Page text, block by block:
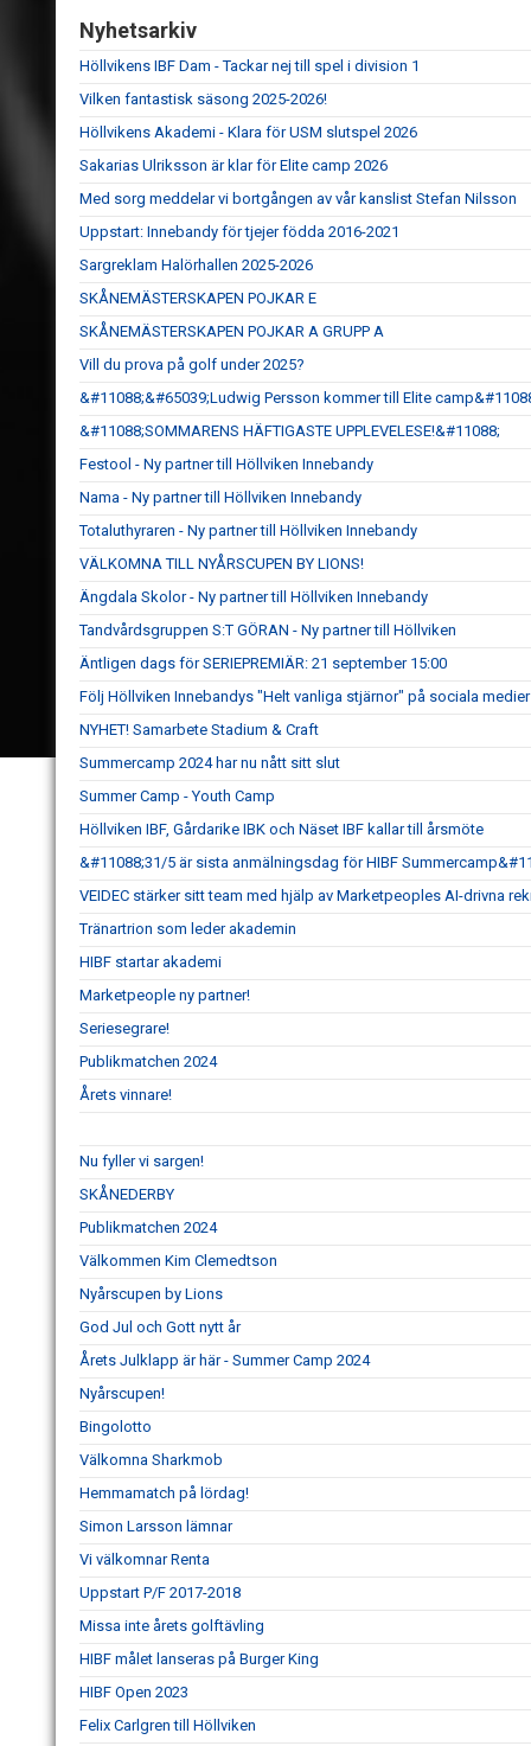
Nyhetsarkiv
Höllvikens IBF Dam - Tackar nej till spel i division 1
Vilken fantastisk säsong 2025-2026!
Höllvikens Akademi - Klara för USM slutspel 2026
Sakarias Ulriksson är klar för Elite camp 2026
Med sorg meddelar vi bortgången av vår kanslist Stefan Nilsson
Uppstart: Innebandy för tjejer födda 2016-2021
Sargreklam Halörhallen 2025-2026
SKÅNEMÄSTERSKAPEN POJKAR E
SKÅNEMÄSTERSKAPEN POJKAR A GRUPP A
Vill du prova på golf under 2025?
&#11088;&#65039;Ludwig Persson kommer till Elite
&#11088;SOMMARENS HÄFTIGASTE UPPLEVELESE!&#11088;
Festool - Ny partner till Höllviken Innebandy
Nama - Ny partner till Höllviken Innebandy
Totaluthyraren - Ny partner till Höllviken Innebandy
VÄLKOMNA TILL NYÅRSCUPEN BY LIONS!
Ängdala Skolor - Ny partner till Höllviken Innebandy
Tandvårdsgruppen S:T GÖRAN - Ny partner till Höllviken
Äntligen dags för SERIEPREMIÄR: 21 september 15:00
Följ Höllviken Innebandys "Helt vanliga stjärnor" på sociala medier
NYHET! Samarbete Stadium & Craft
Summercamp 2024 har nu nått sitt slut
Summer Camp - Youth Camp
Höllviken IBF, Gårdarike IBK och Näset IBF kallar till årsmöte
&#11088;31/5 är sista anmälningsdag för HIBF
VEIDEC stärker sitt team med hjälp av Marketpeoples AI-drivna
Tränartrion som leder akademin
HIBF startar akademi
Marketpeople ny partner!
Seriesegrare!
Publikmatchen 2024
Årets vinnare!
Nu fyller vi sargen!
SKÅNEDERBY
Publikmatchen 2024
Välkommen Kim Clemedtson
Nyårscupen by Lions
God Jul och Gott nytt år
Årets Julklapp är här - Summer Camp 2024
Nyårscupen!
Bingolotto
Välkomna Sharkmob
Hemmamatch på lördag!
Simon Larsson lämnar
Vi välkomnar Renta
Uppstart P/F 2017-2018
Missa inte årets golftävling
HIBF målet lanseras på Burger King
HIBF Open 2023
Felix Carlgren till Höllviken